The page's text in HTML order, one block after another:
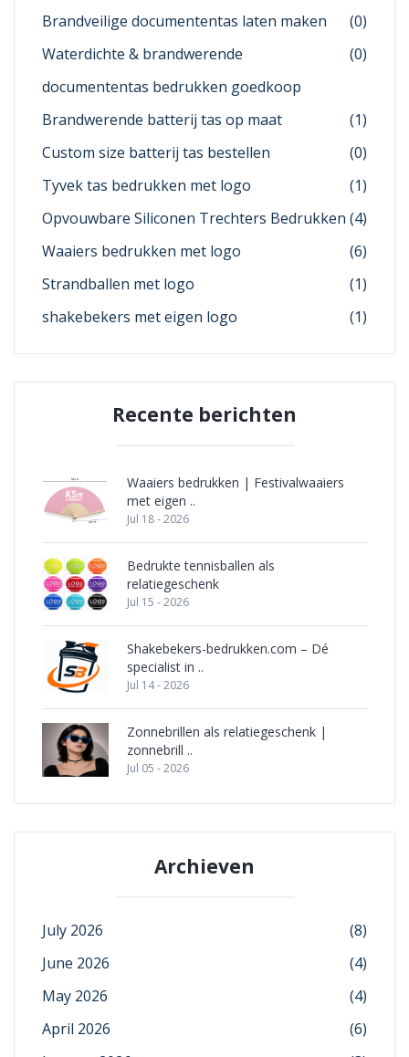
Brandveilige documententas laten maken
(0)
Waterdichte & brandwerende
documententas bedrukken goedkoop
(0)
Brandwerende batterij tas op maat
(1)
Custom size batterij tas bestellen
(0)
Tyvek tas bedrukken met logo
(1)
Opvouwbare Siliconen Trechters Bedrukken (4)
Waaiers bedrukken met logo
(6)
Strandballen met logo
(1)
shakebekers met eigen logo
(1)
Recente berichten
Waaiers bedrukken | Festivalwaaiers
met eigen ..
Jul 18 - 2026
Bedrukte tennisballen als
relatiegeschenk
Jul 15 - 2026
Shakebekers-bedrukken.com – Dé
specialist in ..
Jul 14 - 2026
Zonnebrillen als relatiegeschenk |
zonnebrill ..
Jul 05 - 2026
Archieven
July 2026
(8)
June 2026
(4)
May 2026
(4)
April 2026
(6)